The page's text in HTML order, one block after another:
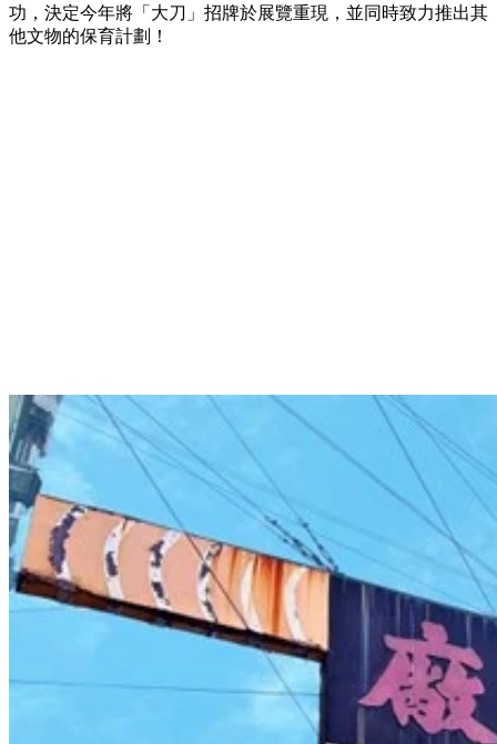
功，決定今年將「大刀」招牌於展覽重現，並同時致力推出其
他文物的保育計劃！